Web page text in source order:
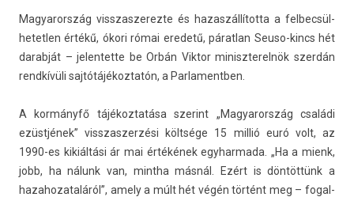
Magyarország visszas­zerez­te és hazas­zállítot­ta a fel­becsül­
hetetl­en értékű, ókori római eredetű, párat­lan Seuso-kincs hét
darab­ját – jelen­tette be Orbán Vik­tor miniszterel­nök szerdán
rendkívüli saj­tótájékoz­tatón, a Par­lamentb­en.
A kormányfő tájékoz­tatása szerint „Magyarország családi
ezüstjének” visszas­zerzési költsége 15 millió euró volt, az
1990-es kikiáltási ár mai értékének egyhar­mada. „Ha a mienk,
jobb, ha nálunk van, mintha másnál. Ezért is döntöttünk a
hazahozataláról”, amely a múlt hét végén történt meg – fogal­